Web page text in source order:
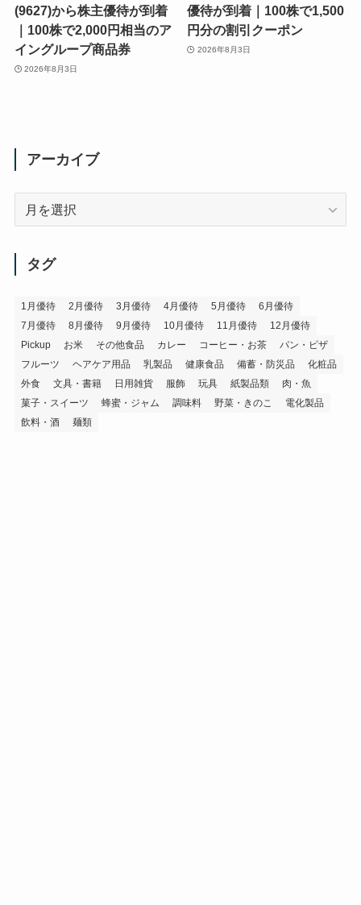
(9627)から株主優待が到着
｜100株で2,000円相当のア
イングループ商品券
2026年8月3日
優待が到着｜100株で1,500
円分の割引クーポン
2026年8月3日
アーカイブ
タグ
1月優待 2月優待 3月優待 4月優待 5月優待
6月優待
7月優待
8月優待 9月優待 10月優待 11月優待
12月優待
Pickup
お米 その他食品 カレー コーヒー・お茶
パン・ピザ
フルーツ
ヘアケア用品 乳製品 健康食品 備蓄・防災品
化粧品
外食
文具・書籍 日用雑貨 服飾 玩具 紙製品類
肉・魚
菓子・スイーツ
蜂蜜・ジャム 調味料 野菜・きのこ
電化製品
飲料・酒
麺類